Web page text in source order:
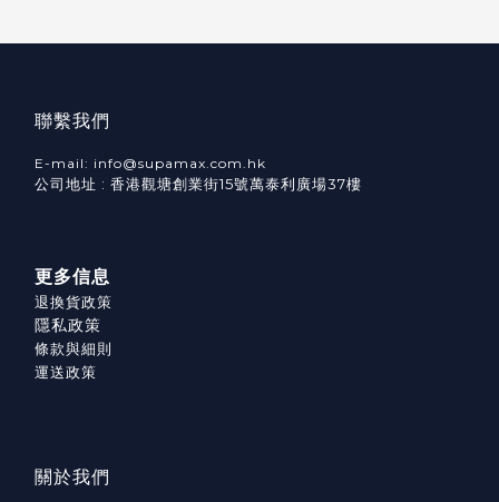
聯繫我們
E-mail: info@supamax.com.hk
公司地址 : 香港觀塘創業街15號萬泰利廣場37樓
更多信息
退換貨政策
隱私政策
條款與細則
運送政策
關於我們